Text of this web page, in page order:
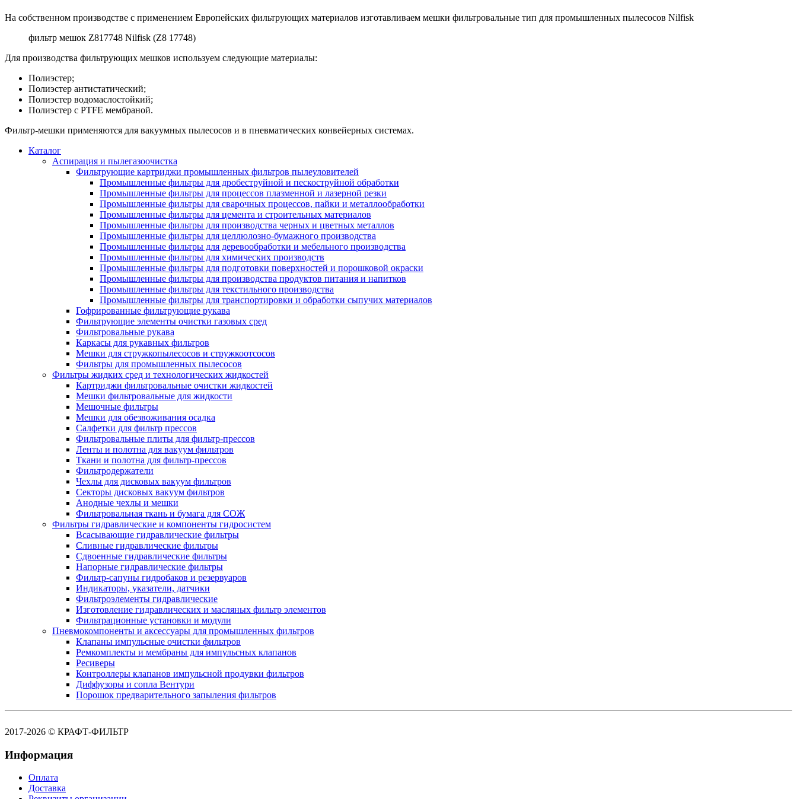
На собственном производстве с применением Европейских фильтрующих материалов изготавливаем мешки фильтровальные тип для промышленных пылесосов Nilfisk
фильтр мешок Z817748 Nilfisk (Z8 17748)
Для производства фильтрующих мешков используем следующие материалы:
Полиэстер;
Полиэстер антистатический;
Полиэстер водомаслостойкий;
Полиэстер с PTFE мембраной.
Фильтр-мешки применяются для вакуумных пылесосов и в пневматических конвейерных системах.
Каталог
Аспирация и пылегазоочистка
Фильтрующие картриджи промышленных фильтров пылеуловителей
Промышленные фильтры для дробеструйной и пескоструйной обработки
Промышленные фильтры для процессов плазменной и лазерной резки
Промышленные фильтры для сварочных процессов, пайки и металлообработки
Промышленные фильтры для цемента и строительных материалов
Промышленные фильтры для производства черных и цветных металлов
Промышленные фильтры для целлюлозно-бумажного производства
Промышленные фильтры для деревообработки и мебельного производства
Промышленные фильтры для химических производств
Промышленные фильтры для подготовки поверхностей и порошковой окраски
Промышленные фильтры для производства продуктов питания и напитков
Промышленные фильтры для текстильного производства
Промышленные фильтры для транспортировки и обработки сыпучих материалов
Гофрированные фильтрующие рукава
Фильтрующие элементы очистки газовых сред
Фильтровальные рукава
Каркасы для рукавных фильтров
Мешки для стружкопылесосов и стружкоотсосов
Фильтры для промышленных пылесосов
Фильтры жидких сред и технологических жидкостей
Картриджи фильтровальные очистки жидкостей
Мешки фильтровальные для жидкости
Мешочные фильтры
Мешки для обезвоживания осадка
Салфетки для фильтр прессов
Фильтровальные плиты для фильтр-прессов
Ленты и полотна для вакуум фильтров
Ткани и полотна для фильтр-прессов
Фильтродержатели
Чехлы для дисковых вакуум фильтров
Секторы дисковых вакуум фильтров
Анодные чехлы и мешки
Фильтровальная ткань и бумага для СОЖ
Фильтры гидравлические и компоненты гидросистем
Всасывающие гидравлические фильтры
Сливные гидравлические фильтры
Сдвоенные гидравлические фильтры
Напорные гидравлические фильтры
Фильтр-сапуны гидробаков и резервуаров
Индикаторы, указатели, датчики
Фильтроэлементы гидравлические
Изготовление гидравлических и масляных фильтр элементов
Фильтрационные установки и модули
Пневмокомпоненты и аксессуары для промышленных фильтров
Клапаны импульсные очистки фильтров
Ремкомплекты и мембраны для импульсных клапанов
Ресиверы
Контроллеры клапанов импульсной продувки фильтров
Диффузоры и сопла Вентури
Порошок предварительного запыления фильтров
2017-2026 © КРАФТ-ФИЛЬТР
Информация
Оплата
Доставка